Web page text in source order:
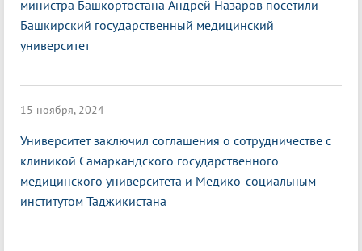
министра Башкортостана Андрей Назаров посетили
Башкирский государственный медицинский
университет
15 ноября, 2024
Университет заключил соглашения о сотрудничестве с
клиникой Самаркандского государственного
медицинского университета и Медико-социальным
институтом Таджикистана